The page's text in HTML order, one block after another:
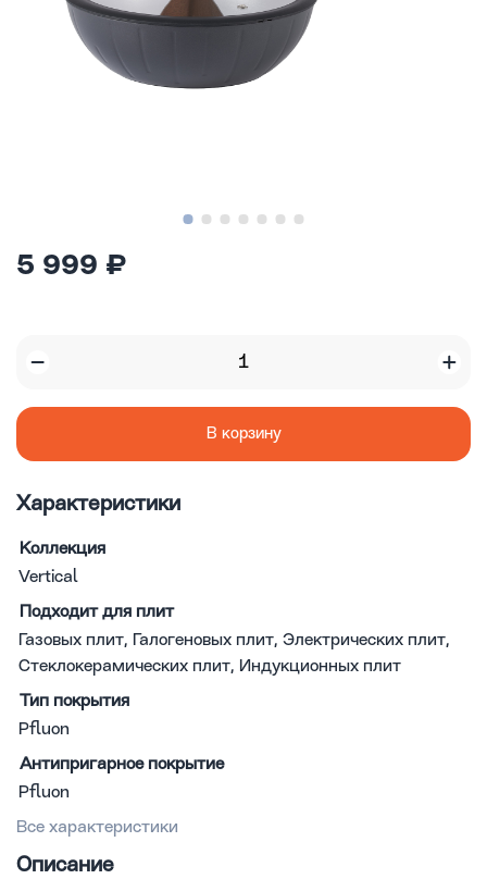
5 999 ₽
В корзину
Характеристики
Коллекция
Vertical
Подходит для плит
Газовых плит, Галогеновых плит, Электрических плит,
Стеклокерамических плит, Индукционных плит
Тип покрытия
Pfluon
Антипригарное покрытие
Pfluon
Все характеристики
Описание